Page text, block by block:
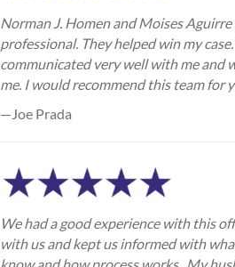
Norman J. Homen and Moises Aguirre
professional. They helped win my
communicated very well with me and
me. I would recommend this team for
—Joe Prada
We had a good experience with this
with us and kept us informed with